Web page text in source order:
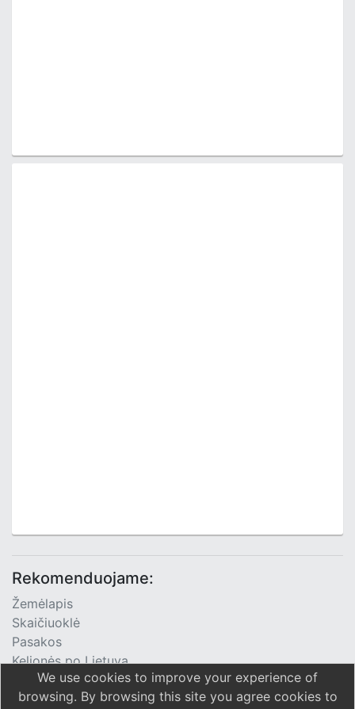
Rekomenduojame:
Žemėlapis
Skaičiuoklė
Pasakos
Kelionės po Lietuvą
TV Programa
We use cookies to improve your experience of
browsing. By browsing this site you agree cookies to